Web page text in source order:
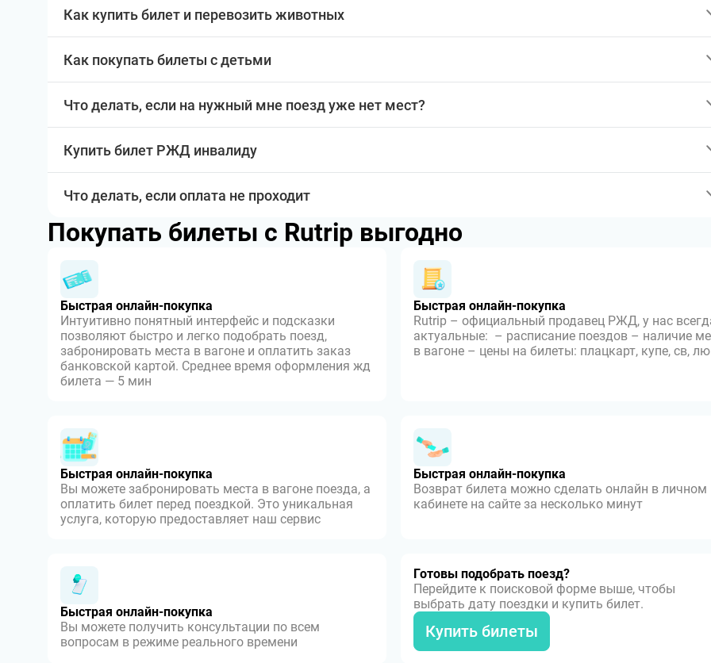
Как купить билет и перевозить животных
Как покупать билеты с детьми
Что делать, если на нужный мне поезд уже нет мест?
Купить билет РЖД инвалиду
Что делать, если оплата не проходит
Покупать билеты с Rutrip выгодно
Быстрая онлайн-покупка
Интуитивно понятный интерфейс и подсказки
позволяют быстро и легко подобрать поезд,
забронировать места в вагоне и оплатить заказ
банковской картой. Среднее время оформления жд
билета — 5 мин
Быстрая онлайн-покупка
Rutrip – официальный продавец РЖД, у нас
актуальные: – расписание поездов – наличие
в вагоне – цены на билеты: плацкарт, купе, св,
Быстрая онлайн-покупка
Вы можете забронировать места в вагоне поезда, а
оплатить билет перед поездкой. Это уникальная
услуга, которую предоставляет наш сервис
Быстрая онлайн-покупка
Возврат билета можно сделать онлайн в личном
кабинете на сайте за несколько минут
Быстрая онлайн-покупка
Вы можете получить консультации по всем
вопросам в режиме реального времени
Готовы подобрать поезд?
Перейдите к поисковой форме выше, чтобы
выбрать дату поездки и купить билет.
Купить билеты